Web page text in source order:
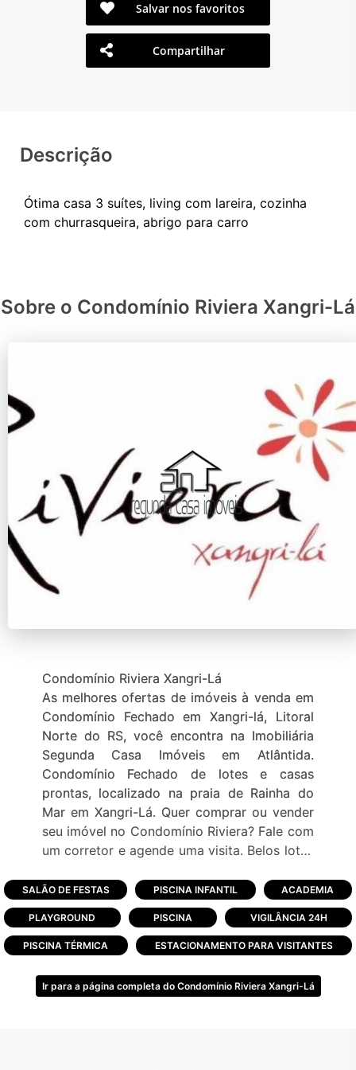
Salvar nos favoritos
Compartilhar
Descrição
Ótima casa 3 suítes, living com lareira, cozinha
Sobre o Condomínio Riviera Xangri-Lá
Condomínio Riviera Xangri-Lá
As melhores ofertas de imóveis à venda em
Condomínio Fechado em Xangri-lá, Litoral
Norte do RS, você encontra na Imobiliária
Segunda Casa Imóveis em Atlântida.
Condomínio Fechado de lotes e casas
prontas, localizado na praia de Rainha do
Mar em Xangri-Lá. Quer comprar ou vender
seu imóvel no Condomínio Riviera? Fale com
um corretor e agende uma visita. Belos lotes
sobrados à venda! Imagine um condomínio
que está ali, só esperando você e sua família
para usufruir do melhor no litoral. Quer
descanso? Então que tal o privilégio de
ainda comprar seu imóvel pronto?
SALÃO DE FESTAS PISCINA INFANTIL ACADEMIA
PLAYGROUND PISCINA VIGILÂNCIA 24H
PISCINA TÉRMICA ESTACIONAMENTO PARA VISITANTES
Ir para a página completa do Condomínio Riviera Xangri-Lá